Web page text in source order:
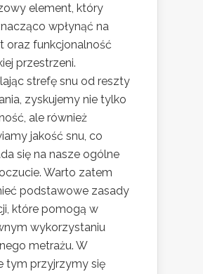
element, który
wpłynąć na
oraz funkcjonalność
przestrzeni.
strefę snu od reszty
zyskujemy nie tylko
ale również
jakość snu, co
się na nasze ogólne
Warto zatem
podstawowe zasady
które pomogą w
wykorzystaniu
metrażu. W
tym przyjrzymy się